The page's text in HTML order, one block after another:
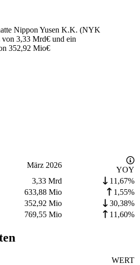
Nippon Yusen K.K. (NYK
von 3,33 Mrd€ und ein
352,92 Mio€
März 2026
YOY
3,33 Mrd
11,67%
633,88 Mio
1,55%
352,92 Mio
30,38%
769,55 Mio 11,60%
WERT